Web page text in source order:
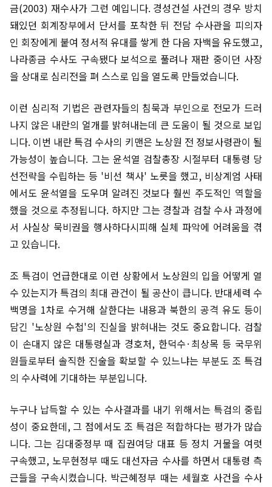
금(2003) 재수사가 그런 예입니다. 경성건설 사건의 경우 방치
돼있던 회계장부에서 단서를 포착한 뒤 전담 수사관을 피의자
인 회장에게 붙여 정서적 유대를 쌓게 한 다음 자백을 유도했고,
나라종금 수사도 구속됐다 보석으로 풀려나 재판 중이던 사장
을 상대로 심리전을 펴 스스로 입을 열도록 만들었습니다.
이런 심리적 기법은 관련자들의 침묵과 부인으로 전모가 드러
나지 않은 내란의 얼개를 밝혀내는데 큰 도움이 될 것으로 보입
니다. 이번 내란 특검 수사의 키맨은 노상원 전 정보사령관이 될
가능성이 높습니다. 그는 윤석열 검찰총장 시절부터 대통령 당
선전략을 수립하는 등 '비선 책사' 노릇을 했고, 비상계엄 사태
에서도 윤석열을 도우며 알려진 것보다 훨씬 주도적인 역할을
했을 것으로 추정됩니다. 하지만 그는 경찰과 검찰 수사 과정에
서 사실상 묵비권을 행사하다시피해 실체 파악에 어려움을 겪
고 있습니다.
조 특검이 언급한대로 이런 상황에서 노상원의 입을 어떻게 열
수 있는지가 특검의 최대 관건이 될 공산이 큽니다. 반대세력 수
백명을 1차로 수거해 살한다는 내용과 북한의 공격 유도 등이
담긴 '노상원 수첩'의 진실을 밝혀내는 것도 중요합니다. 검찰
이 손대지 않은 대통령실과 경호처, 한덕수·최상목 등 국무위
원들로부터 솔직한 진술을 확보할 수 있느냐는 부분도 조 특검
의 수사력에 기대하는 부분입니다.
누구나 납득할 수 있는 수사결과를 내기 위해서는 특검의 중립
성이 중요한데, 그 점에서도 조 특검은 적합하다는 평가가 많습
니다. 그는 김대중정부 때 집권여당 대표 등 정치 거물을 여럿
구속했고, 노무현정부 때도 대선자금 수사를 하면서 대통령 측
근들을 구속시켰습니다. 박근혜정부 때는 세월호 사건을 수사